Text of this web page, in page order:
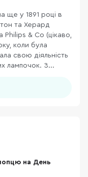
ще у 1891 році в
та Херард
& Co (цікаво,
коли була
свою діяльність
лампочок. З...
на День